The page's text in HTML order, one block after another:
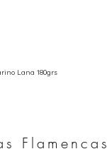
Lana 180grs
Flamencas